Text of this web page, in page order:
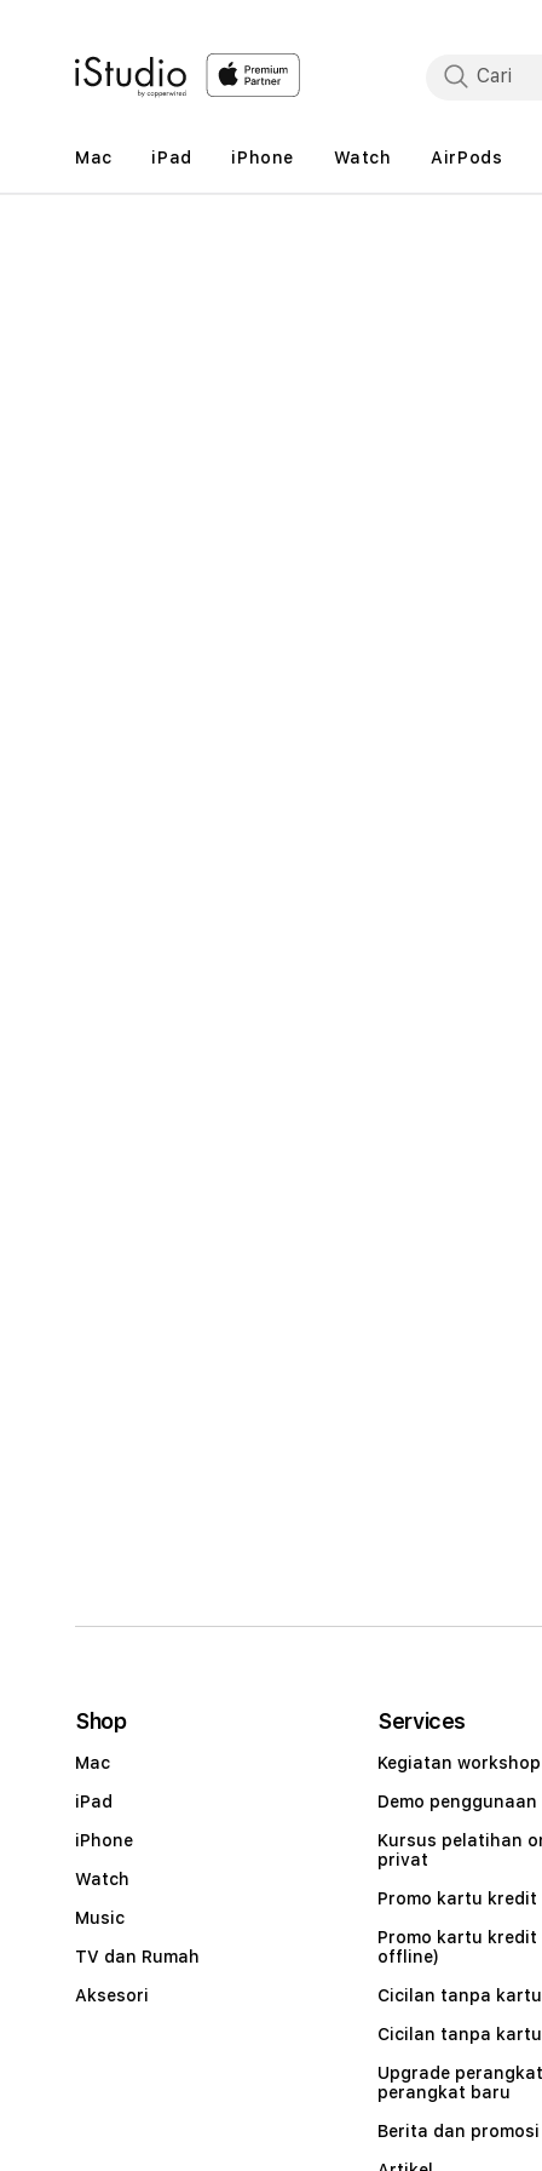
Mac iPad iPhone Watch AirPods
Shop
Mac
iPad
iPhone
Watch
Music
TV dan Rumah
Aksesori
Services
Kegiatan workshop
Demo penggunaan
Kursus pelatihan
privat
Promo kartu kredit
Promo kartu kredit
offline)
Cicilan tanpa
Cicilan tanpa
Upgrade
perangkat baru
Berita dan promosi